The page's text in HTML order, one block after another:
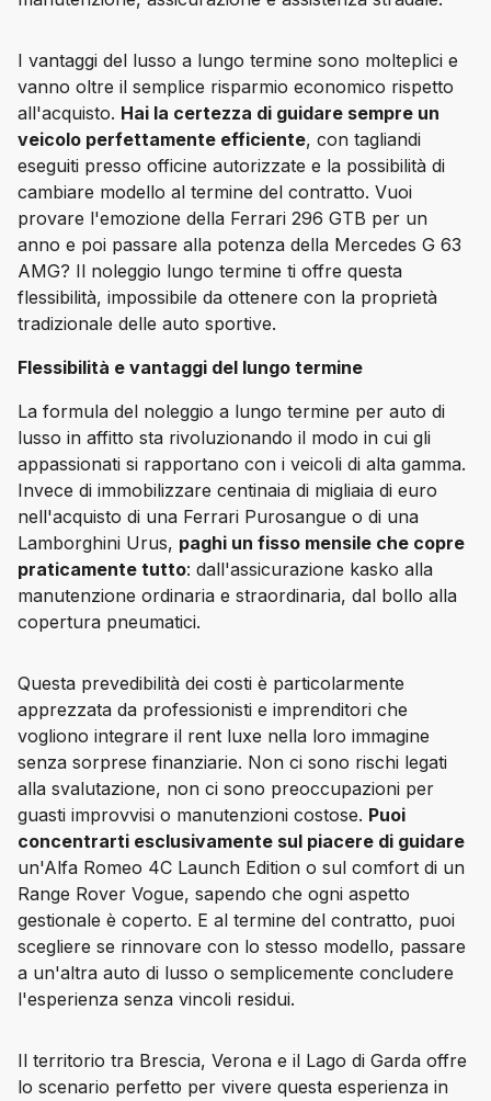
I vantaggi del lusso a lungo termine sono molteplici e
vanno oltre il semplice risparmio economico rispetto
all'acquisto. Hai la certezza di guidare sempre un
veicolo perfettamente efficiente, con tagliandi
eseguiti presso officine autorizzate e la possibilità di
cambiare modello al termine del contratto. Vuoi
provare l'emozione della Ferrari 296 GTB per un
anno e poi passare alla potenza della Mercedes G 63
AMG? Il noleggio lungo termine ti offre questa
flessibilità, impossibile da ottenere con la proprietà
tradizionale delle auto sportive.
Flessibilità e vantaggi del lungo termine
La formula del noleggio a lungo termine per auto di
lusso in affitto sta rivoluzionando il modo in cui gli
appassionati si rapportano con i veicoli di alta gamma.
Invece di immobilizzare centinaia di migliaia di euro
nell'acquisto di una Ferrari Purosangue o di una
Lamborghini Urus, paghi un fisso mensile che copre
praticamente tutto: dall'assicurazione kasko alla
manutenzione ordinaria e straordinaria, dal bollo alla
copertura pneumatici.
Questa prevedibilità dei costi è particolarmente
apprezzata da professionisti e imprenditori che
vogliono integrare il rent luxe nella loro immagine
senza sorprese finanziarie. Non ci sono rischi legati
alla svalutazione, non ci sono preoccupazioni per
guasti improvvisi o manutenzioni costose. Puoi
concentrarti esclusivamente sul piacere di guidare
un'Alfa Romeo 4C Launch Edition o sul comfort di un
Range Rover Vogue, sapendo che ogni aspetto
gestionale è coperto. E al termine del contratto, puoi
scegliere se rinnovare con lo stesso modello, passare
a un'altra auto di lusso o semplicemente concludere
l'esperienza senza vincoli residui.
Il territorio tra Brescia, Verona e il Lago di Garda offre
lo scenario perfetto per vivere questa esperienza in